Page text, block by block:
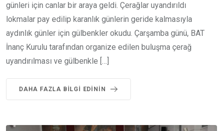
günleri için canlar bir araya geldi. Çerağlar uyandırıldı
lokmalar pay edilip karanlık günlerin geride kalmasıyla
aydınlık günler için gülbenkler okudu. Çarşamba günü, BAT
İnanç Kurulu tarafından organize edilen buluşma çerağ
uyandırılması ve gülbenkle […]
DAHA FAZLA BILGI EDININ